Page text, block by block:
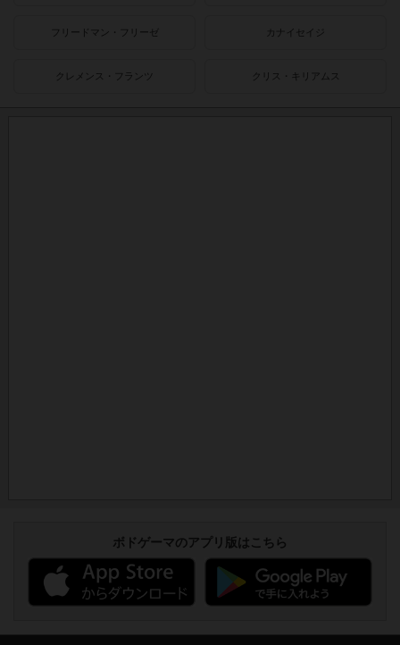
フリードマン・フリーゼ カナイセイジ
クレメンス・フランツ クリス・キリアムス
ボドゲーマのアプリ版はこちら